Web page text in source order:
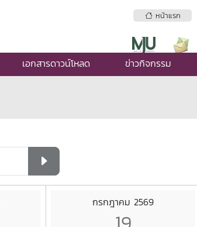
หน้าแรก
เอกสารดาวน์โหลด ข่าวกิจกรรม
กรกฎาคม 2569